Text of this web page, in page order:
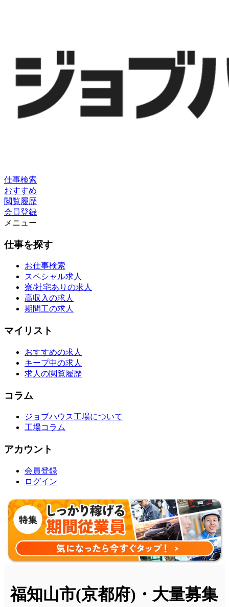
仕事検索
おすすめ
閲覧履歴
会員登録
メニュー
仕事を探す
お仕事検索
スペシャル求人
寮/社宅ありの求人
高収入の求人
期間工の求人
マイリスト
おすすめの求人
キープ中の求人
求人の閲覧履歴
コラム
ジョブハウス工場について
工場コラム
アカウント
会員登録
ログイン
福知山市(京都府)・大量募集